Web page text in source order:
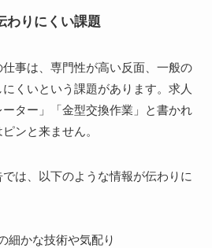
わりにくい課題
事は、専門性が高い反面、一般の
くいという課題があります。求人
ター」「金型交換作業」と書かれ
ンと来ません。
は、以下のような情報が伝わりに
細かな技術や気配り